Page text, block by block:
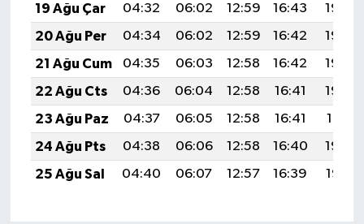
19 Ağu Çar
04:32 06:02 12:59 16:43
19:46
20 Ağu Per
04:34 06:02 12:59 16:42
19:45
21 Ağu Cum
04:35 06:03 12:58 16:42
19:43
22 Ağu Cts
04:36 06:04 12:58 16:41
19:42
23 Ağu Paz
04:37 06:05 12:58 16:41
19:41
24 Ağu Pts
04:38 06:06 12:58 16:40
19:39
25 Ağu Sal
04:40 06:07 12:57 16:39 19:38